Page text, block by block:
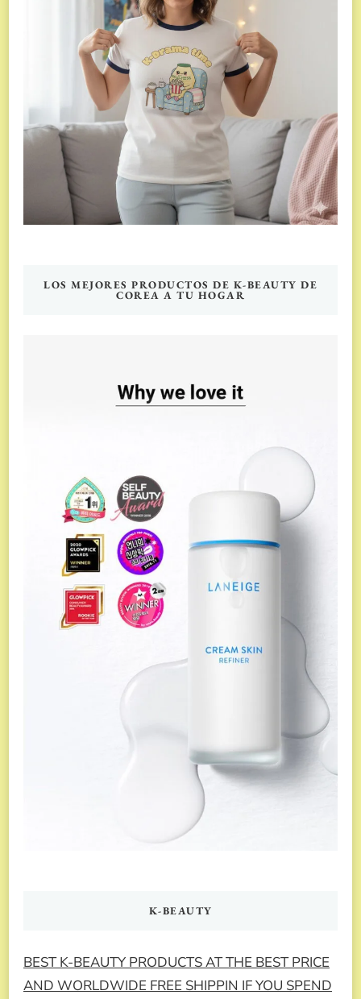
LOS MEJORES PRODUCTOS DE K-BEAUTY DE
COREA A TU HOGAR
K-BEAUTY
BEST K-BEAUTY PRODUCTS AT THE BEST PRICE
AND WORLDWIDE FREE SHIPPIN IF YOU SPEND